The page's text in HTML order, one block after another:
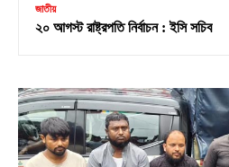
জাতীয়
২০ আগস্ট রাষ্ট্রপতি নির্বাচন : ইসি সচিব